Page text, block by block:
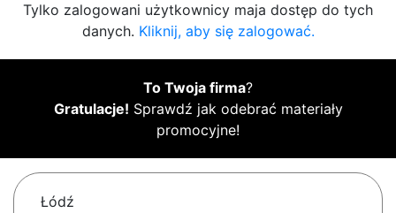
Tylko zalogowani użytkownicy maja dostęp do tych
danych. Kliknij, aby się zalogować.
To Twoja firma?
Gratulacje! Sprawdź jak odebrać materiały
promocyjne!
Łódź